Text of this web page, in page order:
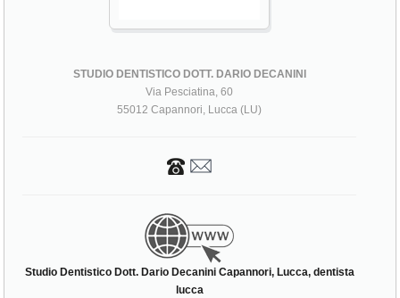
STUDIO DENTISTICO DOTT. DARIO DECANINI
Via Pesciatina, 60
55012 Capannori, Lucca (LU)
Studio Dentistico Dott. Dario Decanini Capannori, Lucca, dentista
lucca